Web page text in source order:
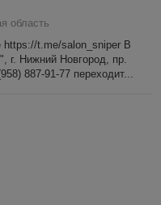
область
https://t.me/salon_sniper В
г. Нижний Новгород, пр.
887-91-77 переходит...